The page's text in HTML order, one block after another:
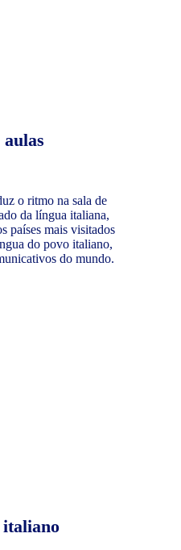
o ritmo na sala de
da língua italiana,
países mais visitados
do povo italiano,
do mundo.
italiano